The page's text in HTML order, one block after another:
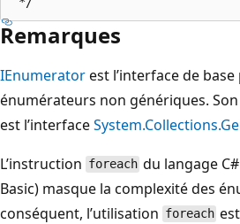
Remarques
IEnumeratorest l’interface de
énumérateurs non génériques.
est l’interface
L’instruction foreach du langage
Basic) masque la complexité des
conséquent, l’utilisation foreach